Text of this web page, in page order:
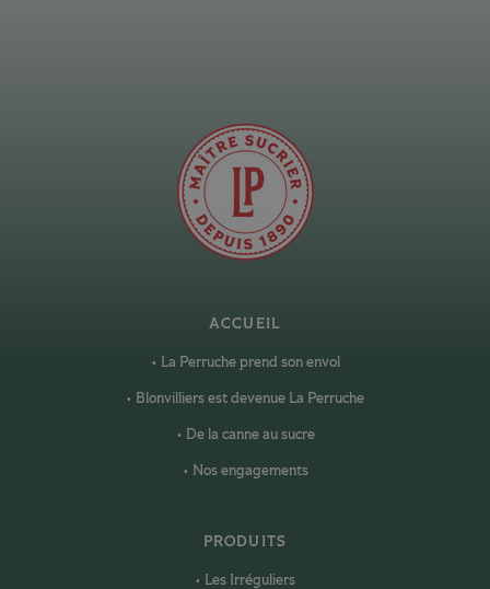
ACCUEIL
La Perruche prend son envol
Blonvilliers est devenue La Perruche
De la canne au sucre
Nos engagements
PRODUITS
Les Irréguliers